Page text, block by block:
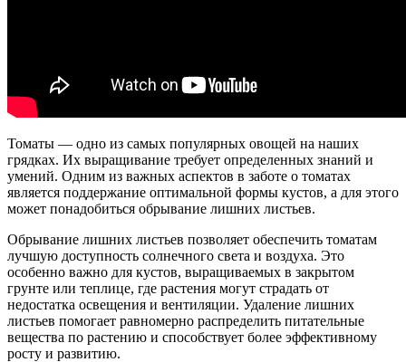
Томаты — одно из самых популярных овощей на наших
грядках. Их выращивание требует определенных знаний и
умений. Одним из важных аспектов в заботе о томатах
является поддержание оптимальной формы кустов, а для этого
может понадобиться обрывание лишних листьев.
Обрывание лишних листьев позволяет обеспечить томатам
лучшую доступность солнечного света и воздуха. Это
особенно важно для кустов, выращиваемых в закрытом
грунте или теплице, где растения могут страдать от
недостатка освещения и вентиляции. Удаление лишних
листьев помогает равномерно распределить питательные
вещества по растению и способствует более эффективному
росту и развитию.